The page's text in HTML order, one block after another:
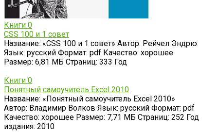
Книги 0
CSS 100 и 1 совет
Название: «CSS 100 и 1 совет» Автор: Рейчел Эндрю
Язык: русский Формат: pdf Качество: хорошее
Размер: 6,81 МБ Страниц: 333 Год
Книги 0
Понятный самоучитель Excel 2010
Название: «Понятный самоучитель Excel 2010»
Автор: Владимир Волков Язык: русский Формат: pdf
Качество: хорошее Размер: 7,71 МБ Страниц: 252 Год
издания: 2010